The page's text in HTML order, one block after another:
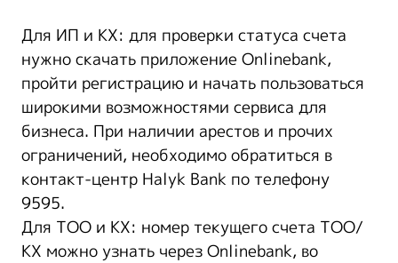
Для ИП и КХ: для проверки статуса счета
нужно скачать приложение Onlinebank,
пройти регистрацию и начать пользоваться
широкими возможностями сервиса для
бизнеса. При наличии арестов и прочих
ограничений, необходимо обратиться в
контакт-центр Halyk Bank по телефону
9595.
Для ТОО и КХ: номер текущего счета ТОО/
КХ можно узнать через Onlinebank, во